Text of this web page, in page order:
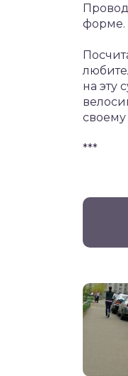
форме.
на эту
своему
***